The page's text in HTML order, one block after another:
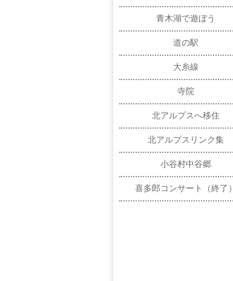
青木湖で遊ぼう
道の駅
大糸線
寺院
北アルプスへ移住
北アルプスリンク集
小谷村中谷郷
喜多郎コンサート（終了）